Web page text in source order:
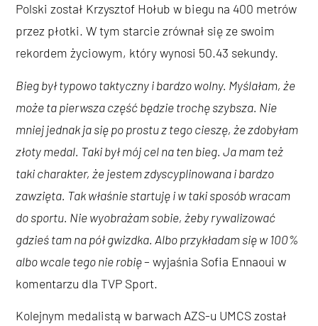
Polski został Krzysztof Hołub w biegu na 400 metrów
przez płotki. W tym starcie zrównał się ze swoim
rekordem życiowym, który wynosi 50.43 sekundy.
Bieg był typowo taktyczny i bardzo wolny. Myślałam, że
może ta pierwsza część będzie trochę szybsza. Nie
mniej jednak ja się po prostu z tego cieszę, że zdobyłam
złoty medal. Taki był mój cel na ten bieg. Ja mam też
taki charakter, że jestem zdyscyplinowana i bardzo
zawzięta. Tak właśnie startuję i w taki sposób wracam
do sportu. Nie wyobrażam sobie, żeby rywalizować
gdzieś tam na pół gwizdka. Albo przykładam się w 100%
albo wcale tego nie robię– wyjaśnia Sofia Ennaoui w
komentarzu dla TVP Sport.
Kolejnym medalistą w barwach AZS-u UMCS został